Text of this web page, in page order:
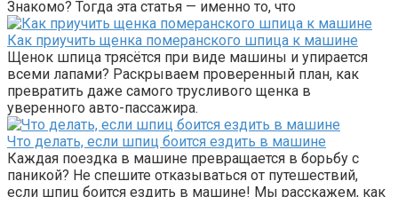
Знакомо? Тогда эта статья — именно то, что
Как приучить щенка померанского шпица к машине
Щенок шпица трясётся при виде машины и упирается
всеми лапами? Раскрываем проверенный план, как
превратить даже самого трусливого щенка в
уверенного авто-пассажира.
Что делать, если шпиц боится ездить в машине
Каждая поездка в машине превращается в борьбу с
паникой? Не спешите отказываться от путешествий,
если шпиц боится ездить в машине! Мы расскажем, как